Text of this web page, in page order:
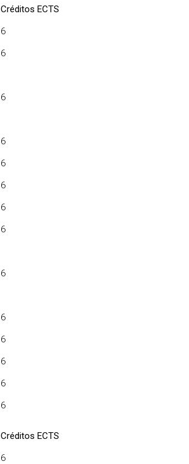
Créditos ECTS
6
6
6
6
6
6
6
6
6
6
6
6
6
6
Créditos ECTS
6